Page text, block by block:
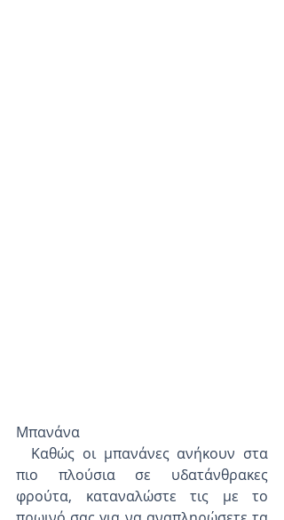
Μπανάνα
πιο πλούσια σε υδατάνθρακες
φρούτα, καταναλώστε τις με το